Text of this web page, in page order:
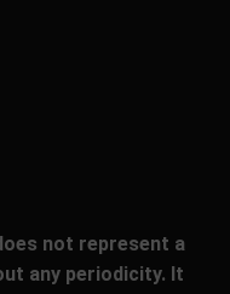
not represent a
any periodicity. It